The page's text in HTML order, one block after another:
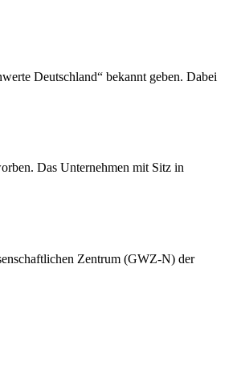
Deutschland“ bekannt geben. Dabei
Das Unternehmen mit Sitz in
Zentrum (GWZ-N) der